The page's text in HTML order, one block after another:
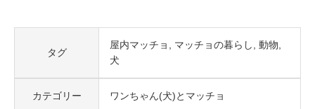
タグ
屋内マッチョ マッチョの暮らし
動物
犬
カテゴリー ワンちゃん(犬)とマッチョ